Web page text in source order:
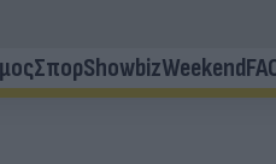
ΣπορShowbizWeekend